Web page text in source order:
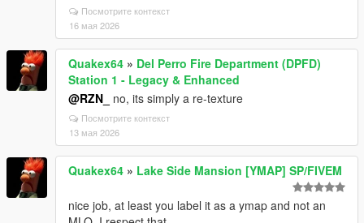
Посмотрите контекст
16 мая 2026
Quakex64 » Del Perro Fire Department (DPFD)
Station 1 - Legacy & Enhanced
@RZN_
no, its simply a re-texture
Посмотрите контекст
13 мая 2026
Quakex64 » Lake Side Mansion [YMAP] SP/FIVEM
nice job, at least you label it as a ymap and not an